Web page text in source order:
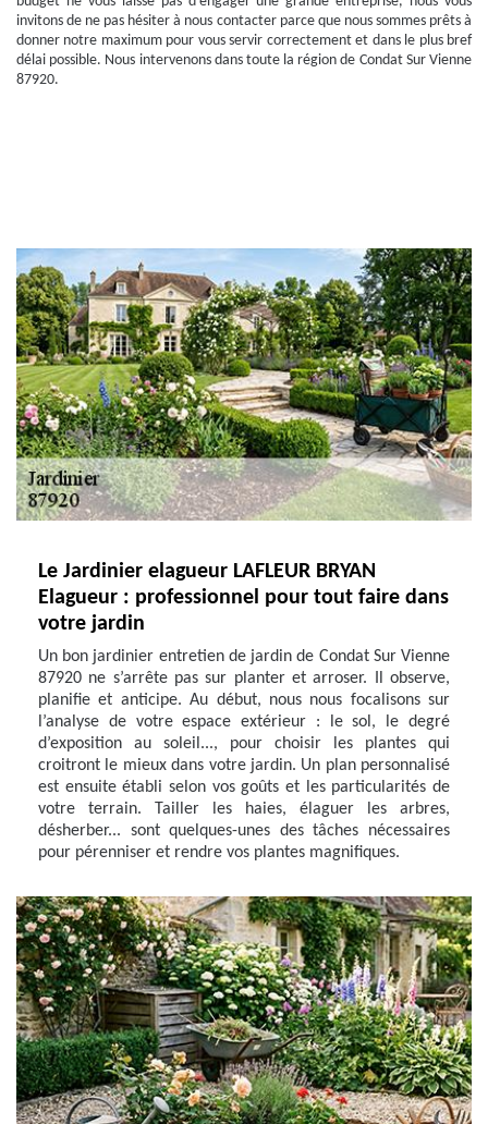
invitons de ne pas hésiter à nous contacter parce que nous sommes prêts à
donner notre maximum pour vous servir correctement et dans le plus bref
délai possible. Nous intervenons dans toute la région de Condat Sur Vienne
87920.
Le Jardinier elagueur LAFLEUR BRYAN
Elagueur : professionnel pour tout faire dans
votre jardin
Un bon jardinier entretien de jardin de Condat Sur Vienne
87920 ne s’arrête pas sur planter et arroser. Il observe,
planifie et anticipe. Au début, nous nous focalisons sur
l’analyse de votre espace extérieur : le sol, le degré
d’exposition au soleil..., pour choisir les plantes qui
croitront le mieux dans votre jardin. Un plan personnalisé
est ensuite établi selon vos goûts et les particularités de
votre terrain. Tailler les haies, élaguer les arbres,
désherber... sont quelques-unes des tâches nécessaires
pour pérenniser et rendre vos plantes magnifiques.